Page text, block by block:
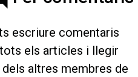
escriure comentaris
els articles i llegir
dels altres membres de